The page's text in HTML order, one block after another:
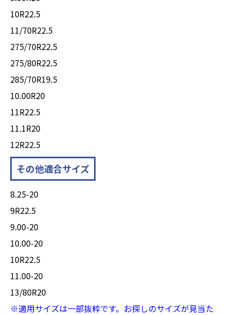
10R22.5
11/70R22.5
275/70R22.5
275/80R22.5
285/70R19.5
10.00R20
11R22.5
11.1R20
12R22.5
その他適合サイズ
8.25-20
9R22.5
9.00-20
10.00-20
10R22.5
11.00-20
13/80R20
※適用サイズは一部抜粋です。お探しのサイズが見当た